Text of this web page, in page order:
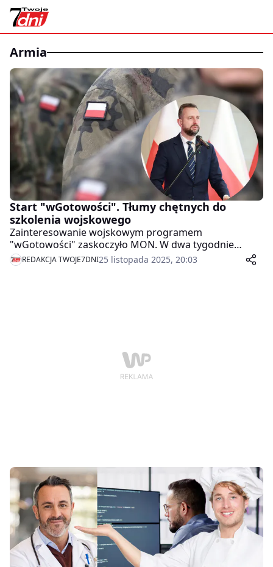
armia
Start "wGotowości". Tłumy chętnych do
szkolenia wojskowego
Zainteresowanie wojskowym programem
"wGotowości" zaskoczyło MON. W dwa tygodnie
zgłosiło się do niego kilkanaście tysięcy osób. Blisko
połowa to kobiety.
REDAKCJA TWOJE7DNI25 listopada 2025, 20:03